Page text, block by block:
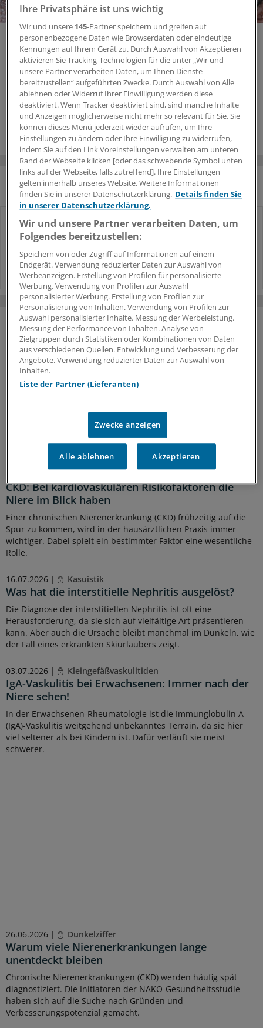
Kasuistik
Was hat die interstitielle Nephritis ausgelöst?
Die Diagnose der interstitiellen Nephritis ist oft eine
Herausforderung, da sie sich auf vielfältige Art
präsentieren kann. Aber auch die Ursache bleibt
manchmal im Dunkeln, wie der Fall eines erkrankten
Skiurlaubers zeigt.
MEISTGELESEN
1 Patienten häufig überwässert
Praxistipps zur Hyponatriämie:
„Trinken nur bei Durst!“
«
CKD: Bei kardiovaskulären Risikofaktoren die
Niere im Blick haben
Einer chronischen Nierenerkrankung (CKD) frühzeitig auf die
Spur zu kommen, wird in der hausärztlichen Praxis immer
wichtiger. Dabei spielt ein bestimmter Faktor eine wesentliche
Rolle.
16.07.2026 | Kasuistik
Was hat die interstitielle Nephritis ausgelöst?
Die Diagnose der interstitiellen Nephritis ist oft eine
Herausforderung, da sie sich auf vielfältige Art präsentieren
kann. Aber auch die Ursache bleibt manchmal im Dunkeln, wie
der Fall eines erkrankten Skiurlaubers zeigt.
03.07.2026 | Kleingefäßvaskulitiden
IgA-Vaskulitis bei Erwachsenen: Immer nach der
Niere sehen!
In der Erwachsenen-Rheumatologie ist die Immunglobulin A
(IgA)-Vaskulitis weitgehend unbekanntes Terrain, da sie hier
viel seltener als bei Kindern ist. Dafür verläuft sie meist
schwerer.
26.06.2026 | Dunkelziffer
Warum viele Nierenerkrankungen lange
unentdeckt bleiben
Chronische Nierenerkrankungen (CKD) werden häufig spät
diagnostiziert. Die Initiatoren der NAKO-Gesundheitsstudie
haben sich auf die Suche nach Gründen und
Verbesserungspotenzial gemacht.
Ihre Privatsphäre ist uns wichtig
Wir und unsere 145-Partner speichern und greifen auf
personenbezogene Daten wie Browserdaten oder eindeutige
Kennungen auf Ihrem Gerät zu. Durch Auswahl von Akzeptieren
aktivieren Sie Tracking-Technologien für die unter „Wir und
unsere Partner verarbeiten Daten, um Ihnen Dienste
bereitzustellen“ aufgeführten Zwecke. Durch Auswahl von Alle
ablehnen oder Widerruf Ihrer Einwilligung werden diese
deaktiviert. Wenn Tracker deaktiviert sind, sind manche Inhalte
und Anzeigen möglicherweise nicht mehr so relevant für Sie. Sie
können dieses Menü jederzeit wieder aufrufen, um Ihre
Einstellungen zu ändern oder Ihre Einwilligung zu widerrufen,
indem Sie auf den Link Voreinstellungen verwalten am unteren
Rand der Webseite klicken [oder das schwebende Symbol unten
links auf der Webseite, falls zutreffend]. Ihre Einstellungen
gelten innerhalb unseres Website. Weitere Informationen
finden Sie in unserer Datenschutzerklärung. Details finden Sie
in unserer Datenschutzerklärung.
Wir und unsere Partner verarbeiten Daten, um
Folgendes bereitzustellen:
Speichern von oder Zugriff auf Informationen auf einem
Endgerät. Verwendung reduzierter Daten zur Auswahl von
Werbeanzeigen. Erstellung von Profilen für personalisierte
Werbung. Verwendung von Profilen zur Auswahl
personalisierter Werbung. Erstellung von Profilen zur
Personalisierung von Inhalten. Verwendung von Profilen zur
Auswahl personalisierter Inhalte. Messung der Werbeleistung.
Messung der Performance von Inhalten. Analyse von
Zielgruppen durch Statistiken oder Kombinationen von Daten
aus verschiedenen Quellen. Entwicklung und Verbesserung der
Angebote. Verwendung reduzierter Daten zur Auswahl von
Inhalten.
Liste der Partner (Lieferanten)
Zwecke anzeigen
Alle ablehnen Akzeptieren